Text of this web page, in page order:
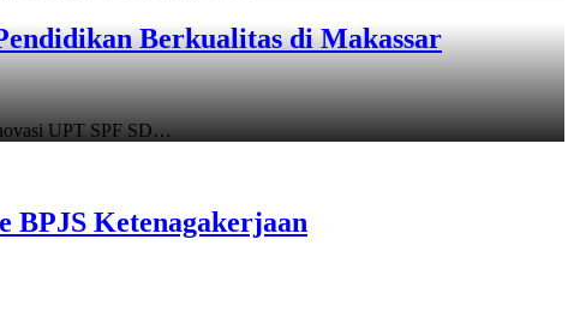
Berkualitas di Makassar
UPT SPF SD…
Ketenagakerjaan